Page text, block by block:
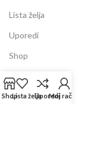
Lista želja
Uporedi
Shop
INFORMACIJE
ShopLista željaUporediMoj račun